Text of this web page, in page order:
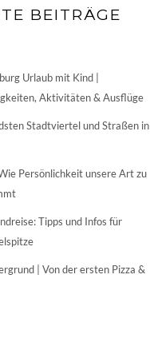
BEITRÄGE
Urlaub mit Kind |
Aktivitäten & Ausflüge
Stadtviertel und Straßen in
Persönlichkeit unsere Art zu
Tipps und Infos für
| Von der ersten Pizza &